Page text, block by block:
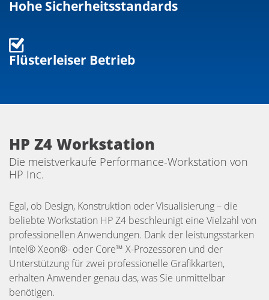
Hohe Sicherheitsstandards
Flüsterleiser Betrieb
HP Z4 Workstation
Die meistverkaufe Performance-Workstation von
HP Inc.
Egal, ob Design, Konstruktion oder Visualisierung – die
beliebte Workstation HP Z4 beschleunigt eine Vielzahl von
professionellen Anwendungen. Dank der leistungsstarken
Intel® Xeon®- oder Core™ X-Prozessoren und der
Unterstützung für zwei professionelle Grafikkarten,
erhalten Anwender genau das, was Sie unmittelbar
benötigen.